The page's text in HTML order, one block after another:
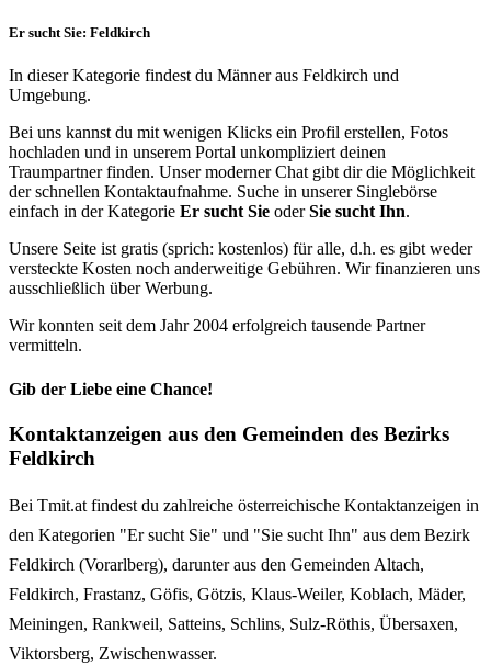
Er sucht Sie: Feldkirch
In dieser Kategorie findest du Männer aus Feldkirch und
Umgebung.
Bei uns kannst du mit wenigen Klicks ein Profil erstellen, Fotos
hochladen und in unserem Portal unkompliziert deinen
Traumpartner finden. Unser moderner Chat gibt dir die Möglichkeit
der schnellen Kontaktaufnahme. Suche in unserer Singlebörse
einfach in der Kategorie Er sucht Sie oderSie sucht Ihn.
Unsere Seite ist gratis (sprich: kostenlos) für alle, d.h. es gibt weder
versteckte Kosten noch anderweitige Gebühren. Wir finanzieren uns
ausschließlich über Werbung.
Wir konnten seit dem Jahr 2004 erfolgreich tausende Partner
vermitteln.
Gib der Liebe eine Chance!
Kontaktanzeigen aus den Gemeinden des Bezirks
Feldkirch
Bei Tmit.at findest du zahlreiche österreichische Kontaktanzeigen in
den Kategorien "Er sucht Sie" und "Sie sucht Ihn" aus dem Bezirk
Feldkirch (Vorarlberg), darunter aus den Gemeinden Altach,
Feldkirch, Frastanz, Göfis, Götzis, Klaus-Weiler, Koblach, Mäder,
Meiningen, Rankweil, Satteins, Schlins, Sulz-Röthis, Übersaxen,
Viktorsberg, Zwischenwasser.